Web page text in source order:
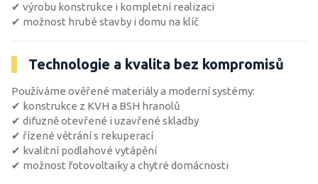
✔ výrobu konstrukce i kompletní realizaci
✔ možnost hrubé stavby i domu na klíč
Technologie a kvalita bez kompromisů
Používáme ověřené materiály a moderní systémy:
✔ konstrukce z KVH a BSH hranolů
✔ difuzně otevřené i uzavřené skladby
✔ řízené větrání s rekuperací
✔ kvalitní podlahové vytápění
✔ možnost fotovoltaiky a chytré domácnosti